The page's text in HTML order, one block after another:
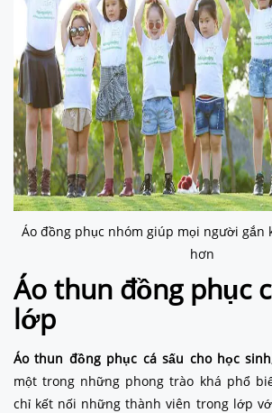
Áo đồng phục nhóm giúp mọi người gắn
hơn
Áo thun đồng phục
lớp
Áo thun đồng phục cá sấu cho học sinh
một trong những phong trào khá phổ
chỉ kết nối những thành viên trong lớp